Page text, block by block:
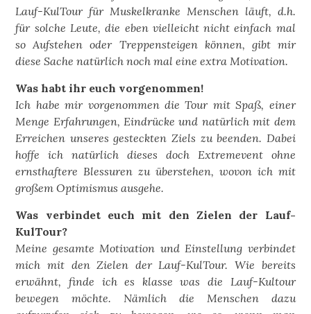
Lauf-KulTour für Muskelkranke Menschen läuft, d.h.
für solche Leute, die eben vielleicht nicht einfach mal
so Aufstehen oder Treppensteigen können, gibt mir
diese Sache natürlich noch mal eine extra Motivation.
Was habt ihr euch vorgenommen!
Ich habe mir vorgenommen die Tour mit Spaß, einer
Menge Erfahrungen, Eindrücke und natürlich mit dem
Erreichen unseres gesteckten Ziels zu beenden. Dabei
hoffe ich natürlich dieses doch Extremevent ohne
ernsthaftere Blessuren zu überstehen, wovon ich mit
großem Optimismus ausgehe.
Was verbindet euch mit den Zielen der Lauf-
KulTour?
Meine gesamte Motivation und Einstellung verbindet
mich mit den Zielen der Lauf-KulTour. Wie bereits
erwähnt, finde ich es klasse was die Lauf-Kultour
bewegen möchte. Nämlich die Menschen dazu